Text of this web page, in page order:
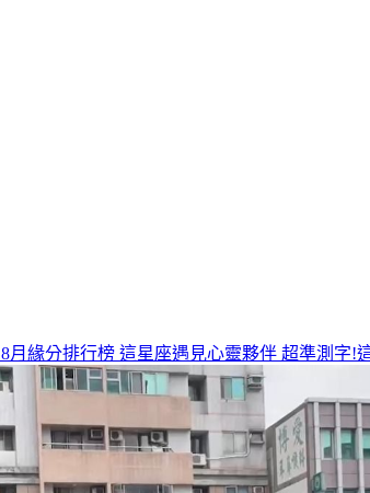
8月緣分排行榜 這星座遇見心靈夥伴 超準測字!